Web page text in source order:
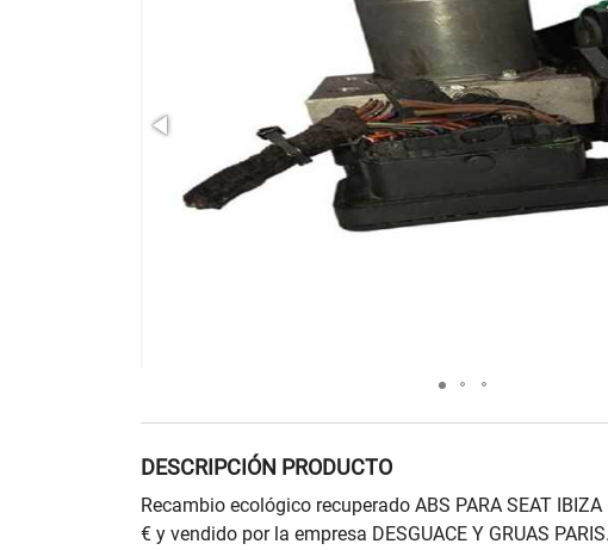
DESCRIPCIÓN PRODUCTO
Recambio ecológico recuperado ABS PARA SEAT
€ y vendido por la empresa DESGUACE Y GRUAS